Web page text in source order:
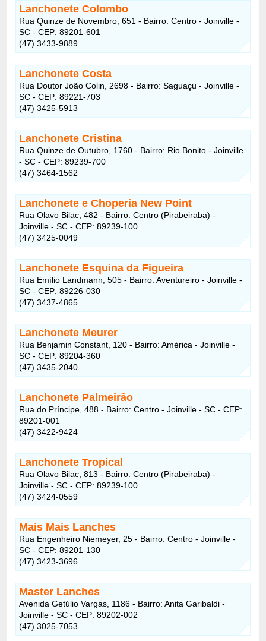
Lanchonete Colombo
Rua Quinze de Novembro, 651 - Bairro: Centro - Joinville -
SC - CEP: 89201-601
(47) 3433-9889
Lanchonete Costa
Rua Doutor João Colin, 2698 - Bairro: Saguaçu - Joinville -
SC - CEP: 89221-703
(47) 3425-5913
Lanchonete Cristina
Rua Quinze de Outubro, 1760 - Bairro: Rio Bonito - Joinville
- SC - CEP: 89239-700
(47) 3464-1562
Lanchonete e Choperia New Point
Rua Olavo Bilac, 482 - Bairro: Centro (Pirabeiraba) -
Joinville - SC - CEP: 89239-100
(47) 3425-0049
Lanchonete Esquina da Figueira
Rua Emílio Landmann, 505 - Bairro: Aventureiro - Joinville -
SC - CEP: 89226-030
(47) 3437-4865
Lanchonete Meurer
Rua Benjamin Constant, 120 - Bairro: América - Joinville -
SC - CEP: 89204-360
(47) 3435-2040
Lanchonete Palmeirão
Rua do Príncipe, 488 - Bairro: Centro - Joinville - SC - CEP:
89201-001
(47) 3422-9424
Lanchonete Tropical
Rua Olavo Bilac, 813 - Bairro: Centro (Pirabeiraba) -
Joinville - SC - CEP: 89239-100
(47) 3424-0559
Mais Mais Lanches
Rua Engenheiro Niemeyer, 25 - Bairro: Centro - Joinville -
SC - CEP: 89201-130
(47) 3423-3696
Master Lanches
Avenida Getúlio Vargas, 1186 - Bairro: Anita Garibaldi -
Joinville - SC - CEP: 89202-002
(47) 3025-7053